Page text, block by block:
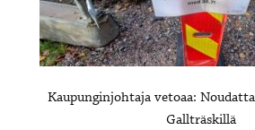
Kaupunginjohtaja vetoaa:
Gallträskillä